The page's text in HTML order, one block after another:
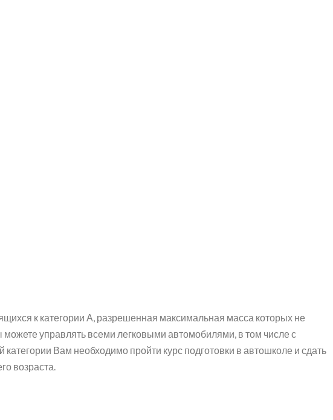
к категории А, разрешенная максимальная масса которых не
управлять всеми легковыми автомобилями, в том числе с
Вам необходимо пройти курс подготовки в автошколе и сдать
возраста.